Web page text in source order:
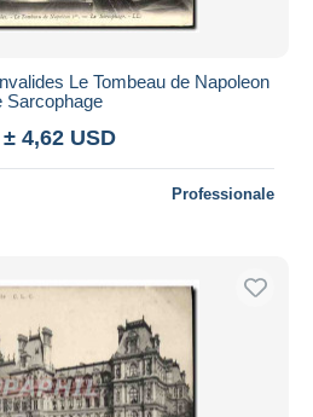
Le Tombeau de Napoleon
Sarcophage
± 4,62 USD
Professionale